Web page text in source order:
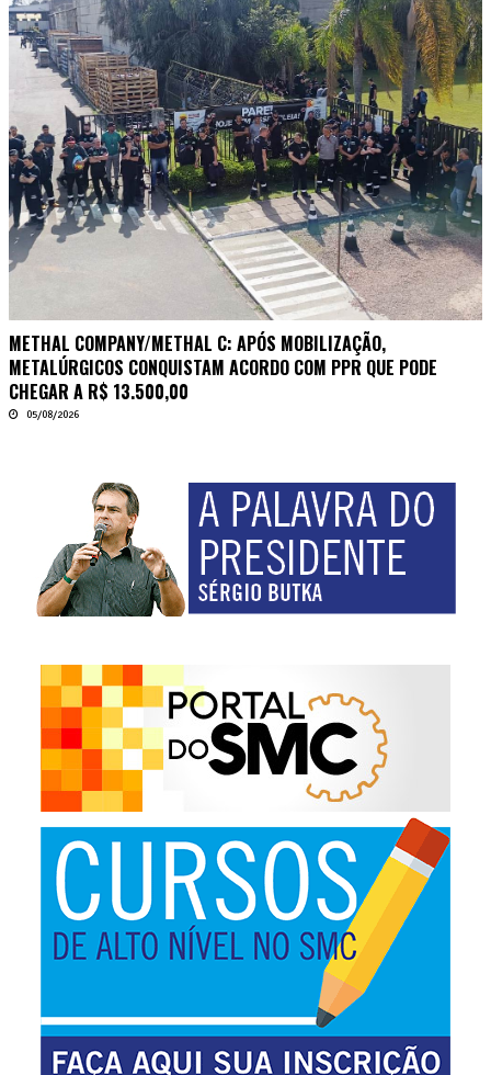
METHAL COMPANY/METHAL C: APÓS MOBILIZAÇÃO,
METALÚRGICOS CONQUISTAM ACORDO COM PPR QUE PODE
CHEGAR A R$ 13.500,00
05/08/2026